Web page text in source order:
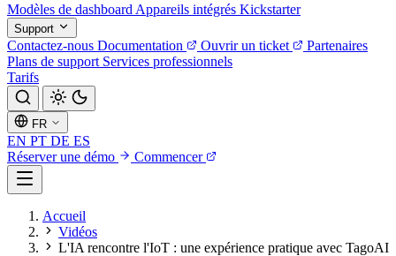
Modèles de dashboard Appareils intégrés Kickstarter
Support
Contactez-nous Documentation Ouvrir un ticket
Partenaires
Plans de support Services professionnels
Tarifs
FR
EN PT DE ES
Réserver une démo
Commencer
Accueil
Vidéos
L'IA rencontre l'IoT : une expérience pratique avec TagoAI